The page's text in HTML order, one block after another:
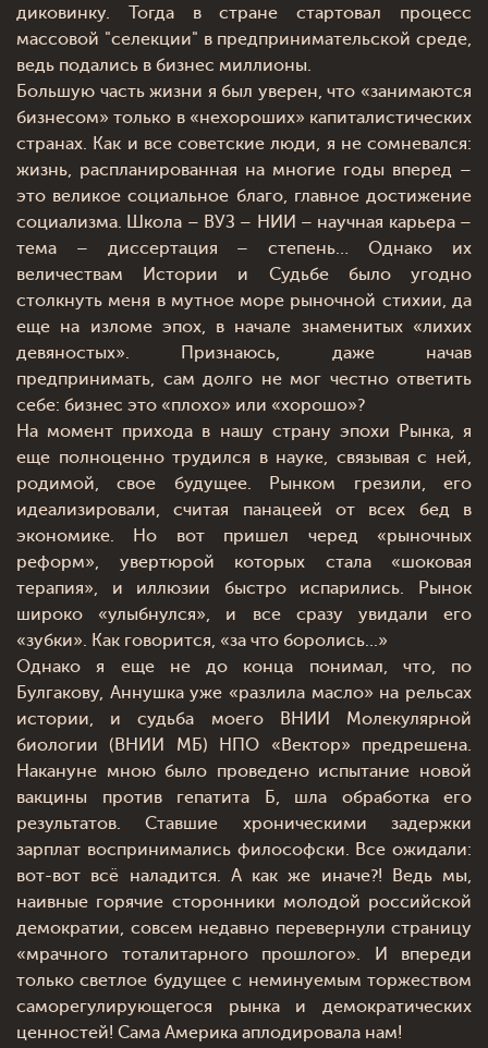
диковинку. Тогда в стране стартовал процесс
массовой "селекции" в предпринимательской среде,
ведь подались в бизнес миллионы.
Большую часть жизни я был уверен, что «занимаются
бизнесом» только в «нехороших» капиталистических
странах. Как и все советские люди, я не сомневался:
жизнь, распланированная на многие годы вперед –
это великое социальное благо, главное достижение
социализма. Школа – ВУЗ – НИИ – научная карьера –
тема – диссертация – степень… Однако их
величествам Истории и Судьбе было угодно
столкнуть меня в мутное море рыночной стихии, да
еще на изломе эпох, в начале знаменитых «лихих
девяностых». Признаюсь, даже начав
предпринимать, сам долго не мог честно ответить
себе: бизнес это «плохо» или «хорошо»?
На момент прихода в нашу страну эпохи Рынка, я
еще полноценно трудился в науке, связывая с ней,
родимой, свое будущее. Рынком грезили, его
идеализировали, считая панацеей от всех бед в
экономике. Но вот пришел черед «рыночных
реформ», увертюрой которых стала «шоковая
терапия», и иллюзии быстро испарились. Рынок
широко «улыбнулся», и все сразу увидали его
«зубки». Как говорится, «за что боролись...»
Однако я еще не до конца понимал, что, по
Булгакову, Аннушка уже «разлила масло» на рельсах
истории, и судьба моего ВНИИ Молекулярной
биологии (ВНИИ МБ) НПО «Вектор» предрешена.
Накануне мною было проведено испытание новой
вакцины против гепатита Б, шла обработка его
результатов. Ставшие хроническими задержки
зарплат воспринимались философски. Все ожидали:
вот-вот всё наладится. А как же иначе?! Ведь мы,
наивные горячие сторонники молодой российской
демократии, совсем недавно перевернули страницу
«мрачного тоталитарного прошлого». И впереди
только светлое будущее с неминуемым торжеством
саморегулирующегося рынка и демократических
ценностей! Сама Америка аплодировала нам!